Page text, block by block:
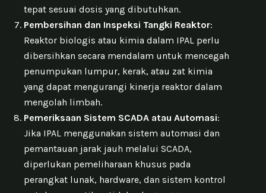
tepat sesuai dosis yang dibutuhkan.
Pembersihan dan Inspeksi Tangki Reaktor:
Reaktor biologis atau kimia dalam IPAL perlu
dibersihkan secara mendalam untuk mencegah
penumpukan lumpur, kerak, atau zat kimia
yang dapat mengurangi kinerja reaktor dalam
mengolah limbah.
Pemeriksaan Sistem SCADA atau Automasi:
Jika IPAL menggunakan sistem automasi dan
pemantauan jarak jauh melalui SCADA,
diperlukan pemeliharaan khusus pada
perangkat lunak, hardware, dan sistem kontrol